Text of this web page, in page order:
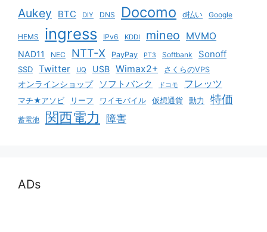
Aukey BTC DIY DNS Docomo d払い Google
HEMS ingress IPv6 KDDI mineo MVMO
NAD11 NEC NTT-X PayPay PT3 Softbank Sonoff
SSD Twitter UQ USB Wimax2+ さくらのVPS
オンラインショップ ソフトバンク ドコモ フレッツ
マチ★アソビ リーフ ワイモバイル 仮想通貨 動力 特価
蓄電池 関西電力 障害
ADs